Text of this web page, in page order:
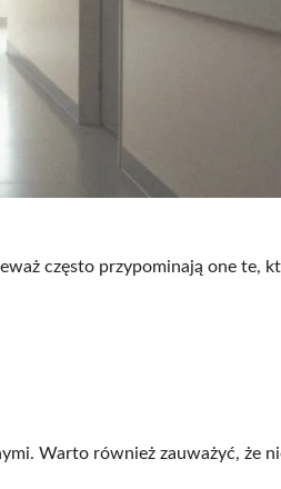
często przypominają one te,
Warto również zauważyć, że